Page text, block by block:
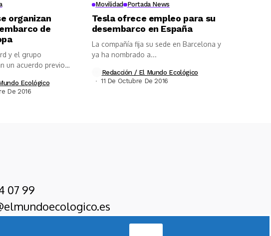
organizan
de
y el grupo
un acuerdo previo
Ecológico
De 2016
Movilidad Portada News
Tesla ofrece empleo para su
desembarco en España
La compañía fija su sede en Barcelona y
ya ha nombrado a...
Redacción / El Mundo Ecológico
11 De Octubre De 2016
07 99